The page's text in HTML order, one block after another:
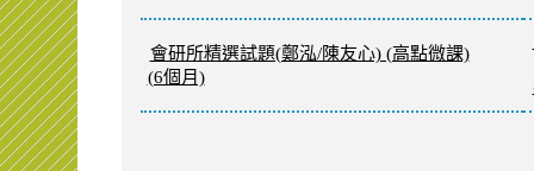
會研所精選試題(鄭泓/陳友心) (高點微課)
(6個月)